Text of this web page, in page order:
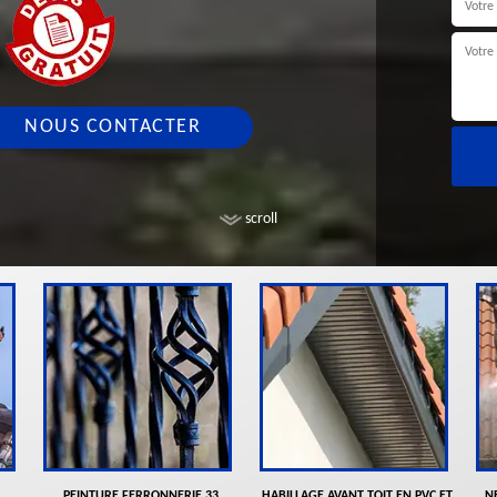
scroll
NOUS CONTACTER